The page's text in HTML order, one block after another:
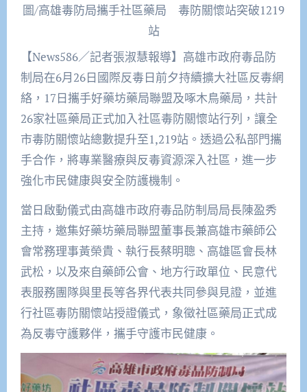
圖/高雄毒防局攜手社區藥局 毒防關懷站突破1219
站
【News586／記者張淑慧報導】高雄市政府毒品防
制局在6月26日國際反毒日前夕持續擴大社區反毒網
絡，17日攜手好藥坊藥局聯盟及啄木鳥藥局，共計
26家社區藥局正式加入社區毒防關懷站行列，讓全
市毒防關懷站總數提升至1,219站。透過公私部門攜
手合作，將專業醫療與反毒資源深入社區，進一步
強化市民健康與安全防護機制。
當日啟動儀式由高雄市政府毒品防制局局長陳盈秀
主持，邀集好藥坊藥局聯盟董事長兼高雄市藥師公
會常務理事黃榮貴、執行長蔡明聰、高雄區會長林
武松，以及來自藥師公會、地方行政單位、民意代
表服務團隊與里長等各界代表共同參與見證，並進
行社區毒防關懷站授證儀式，象徵社區藥局正式成
為反毒守護夥伴，攜手守護市民健康。